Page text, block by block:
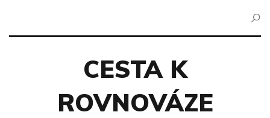
CESTA K
ROVNOVÁZE